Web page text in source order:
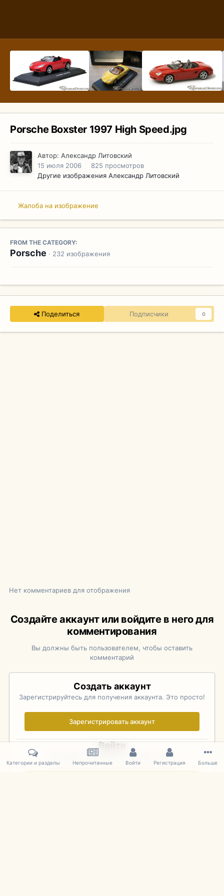
Porsche Boxster 1997 High Speed.jpg
Автор: Александр Литовский
15 июля 2006
825 просмотров
Другие изображения Александр Литовский
Жалоба на изображение
FROM THE CATEGORY:
Porsche · 232 изображения
Поделиться Подписчики 0
Нет комментариев для отображения
Создайте аккаунт или войдите в него для
комментирования
Вы должны быть пользователем, чтобы оставить
комментарий
Создать аккаунт
Зарегистрируйтесь для получения аккаунта. Это просто!
Зарегистрировать аккаунт
Войти
Уже зарегистрированы? Войдите здесь.
Категории и разделы Непрочитанные Войти Регистрация Больше